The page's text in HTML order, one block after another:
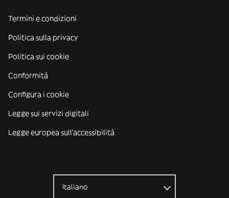
Termini e condizioni
Politica sulla privacy
Politica sui cookie
Conformità
Configura i cookie
Legge sui servizi digitali
Legge europea sull'accessibilità